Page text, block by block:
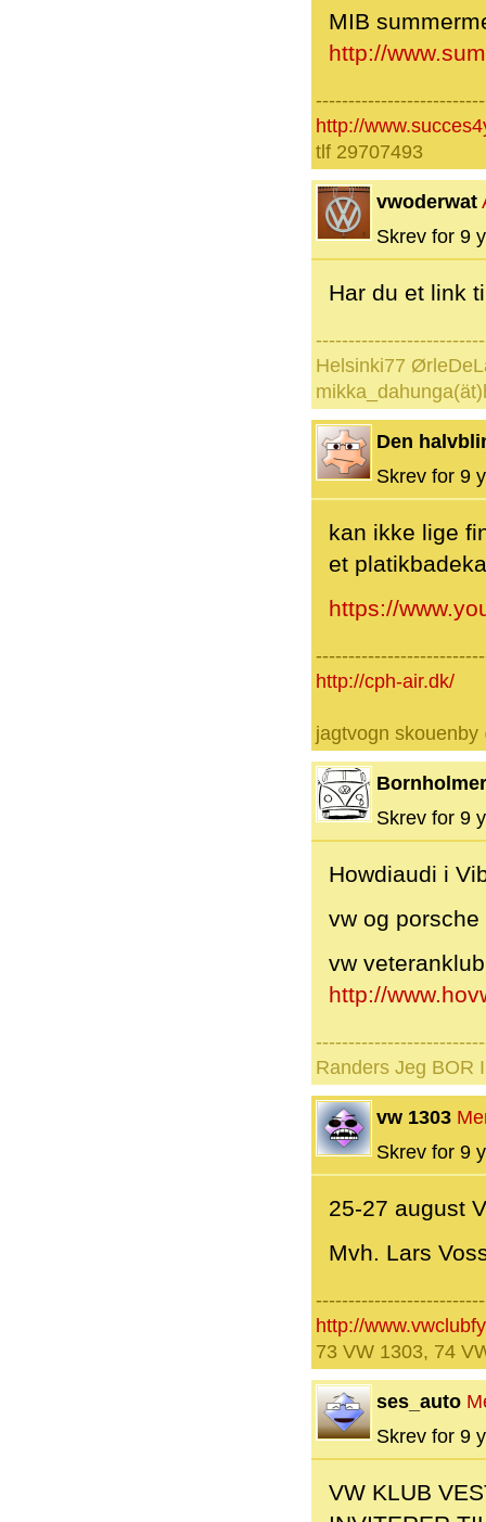
MIB
http://
http://
tlf 29707493
vwoderwat
Skrev for 9
Har du et link
Helsinki77
Den
Skrev for 9
kan ikke lige
et
https://
http://cph-air.dk/
jagtvogn skouenby
Bornholmer
Skrev for 9
Howdiaudi i
vw og
vw
http://
Randers Jeg BOR
vw 1303
Skrev for 9
25-27 august
Mvh. Lars
http://
73 VW 1303, 74
ses_auto
Skrev for 9
VW KLUB